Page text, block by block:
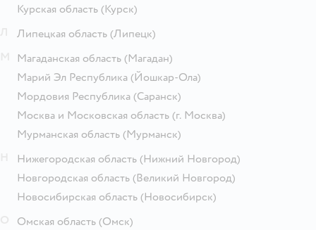
Курская область (Курск)
Липецкая область (Липецк)
Магаданская область (Магадан)
Марий Эл Республика (Йошкар-Ола)
Мордовия Республика (Саранск)
Москва и Московская область (г. Москва)
Мурманская область (Мурманск)
Нижегородская область (Нижний Новгород)
Новгородская область (Великий Новгород)
Новосибирская область (Новосибирск)
Омская область (Омск)